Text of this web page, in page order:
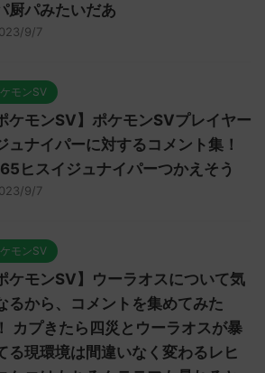
厨パみたいだあ
9/7
モンSV
ケモンSV】ポケモンSVプレイヤー
ュナイパーに対するコメント集！
ヒスイジュナイパーつかえそう
9/7
モンSV
ケモンSV】ウーラオスについて気
るから、コメントを集めてみた
カプきたら四災とウーラオスが暴
る現環境は間違いなく変わるレヒ